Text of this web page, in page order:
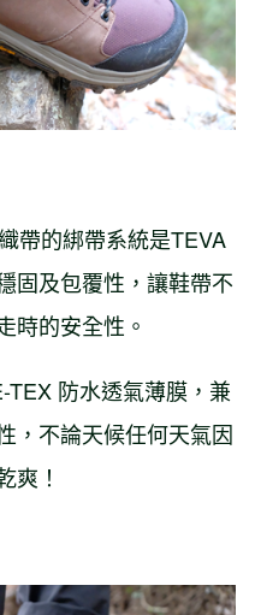
帶的綁帶系統是TEVA
固及包覆性，讓鞋帶不
時的安全性。
防水透氣薄膜，兼
，不論天候任何天氣因
爽！